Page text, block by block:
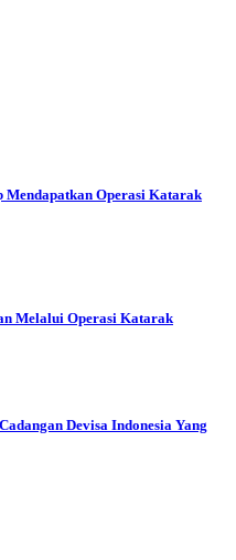
Mendapatkan Operasi Katarak
Melalui Operasi Katarak
Devisa Indonesia Yang